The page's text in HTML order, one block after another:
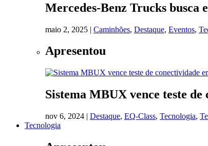
Mercedes-Benz Trucks busca
maio 2, 2025 | Caminhões, Destaque, Eventos,
Apresentou
Sistema MBUX vence teste
nov 6, 2024 | Destaque, EQ-Class, Tecnologia,
Tecnologia